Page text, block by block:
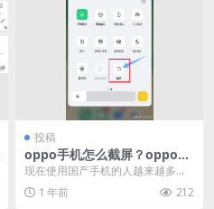
投稿
oppo手机怎么截屏？oppo手
机截屏方法分享
现在使用国产手机的人越来越多
了，对于oppo手机截图还不是很了
解的朋友们，下面我...
1 年前 212